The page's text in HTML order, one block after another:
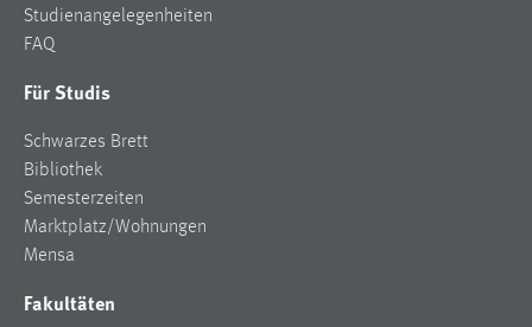
Studienangelegenheiten
FAQ
Für Studis
Schwarzes Brett
Bibliothek
Semesterzeiten
Marktplatz/Wohnungen
Mensa
Fakultäten